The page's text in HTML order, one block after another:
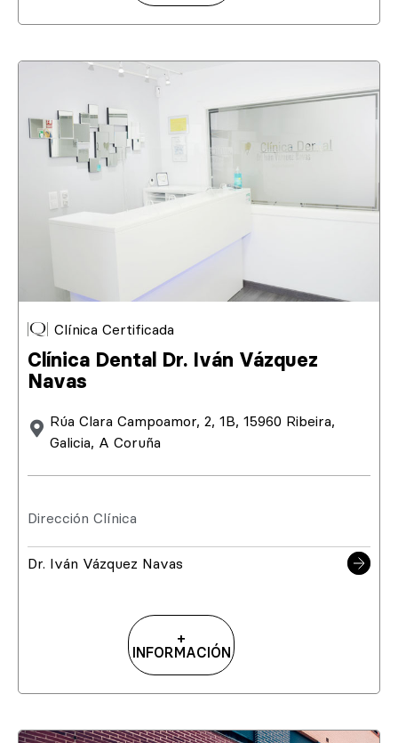
Clínica Certificada
Clínica Dental Dr. Iván Vázquez
Navas
Rúa Clara Campoamor, 2, 1B, 15960 Ribeira,
Galicia, A Coruña
Dirección Clínica
Dr. Iván Vázquez Navas
+
INFORMACIÓN